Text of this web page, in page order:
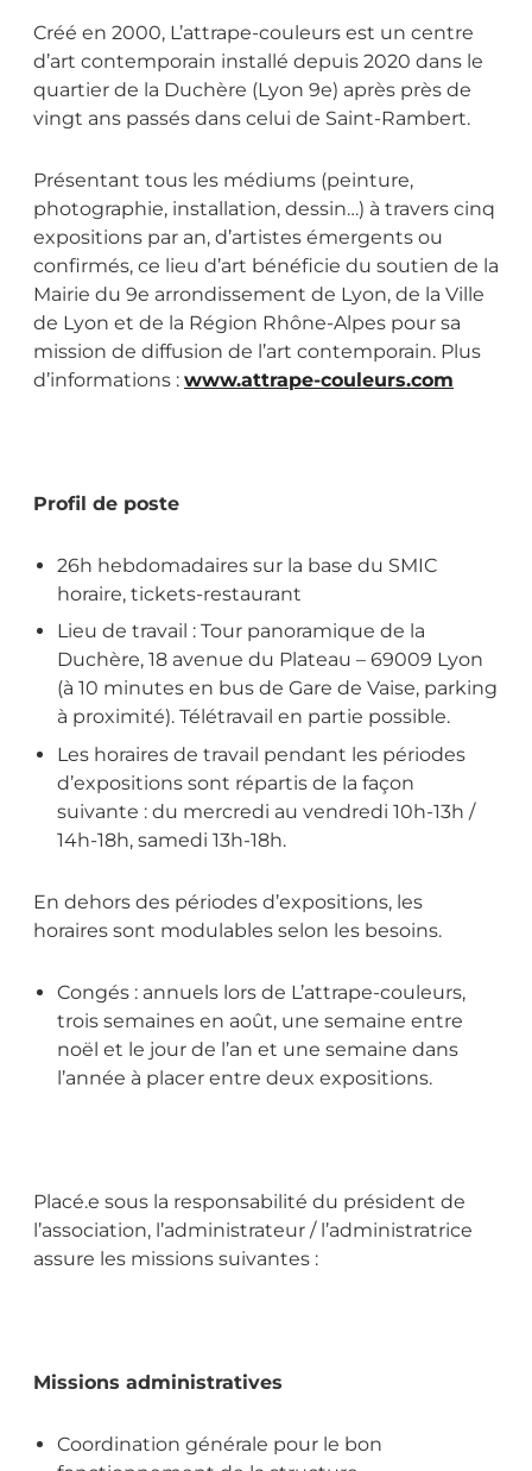
Créé en 2000, L’attrape-couleurs est un centre
d’art contemporain installé depuis 2020 dans le
quartier de la Duchère (Lyon 9e) après près de
vingt ans passés dans celui de Saint-Rambert.
Présentant tous les médiums (peinture,
photographie, installation, dessin…) à travers cinq
expositions par an, d’artistes émergents ou
confirmés, ce lieu d’art bénéficie du soutien de la
Mairie du 9e arrondissement de Lyon, de la Ville
de Lyon et de la Région Rhône-Alpes pour sa
mission de diffusion de l’art contemporain. Plus
d’informations : www.attrape-couleurs.com
Profil de poste
26h hebdomadaires sur la base du SMIC
horaire, tickets-restaurant
Lieu de travail : Tour panoramique de la
Duchère, 18 avenue du Plateau – 69009 Lyon
(à 10 minutes en bus de Gare de Vaise, parking
à proximité). Télétravail en partie possible.
Les horaires de travail pendant les périodes
d’expositions sont répartis de la façon
suivante : du mercredi au vendredi 10h-13h /
14h-18h, samedi 13h-18h.
En dehors des périodes d’expositions, les
horaires sont modulables selon les besoins.
Congés : annuels lors de L’attrape-couleurs,
trois semaines en août, une semaine entre
noël et le jour de l’an et une semaine dans
l’année à placer entre deux expositions.
Placé.e sous la responsabilité du président de
l’association, l’administrateur / l’administratrice
assure les missions suivantes :
Missions administratives
Coordination générale pour le bon